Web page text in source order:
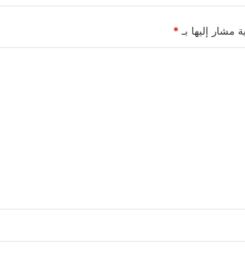
مشار إليها بـ *